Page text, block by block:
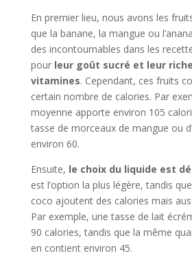
En premier lieu, nous avons les
que la banane, la mangue ou
des incontournables dans les
pour leur goût sucré et leur
vitamines. Cependant, ces fruits
certain nombre de calories. Par
moyenne apporte environ 105
tasse de morceaux de mangue ou
environ 60.
Ensuite, le choix du liquide est
est l’option la plus légère, tandis
coco ajoutent des calories mais
Par exemple, une tasse de lait
90 calories, tandis que la même
en contient environ 45.